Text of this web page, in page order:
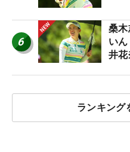
6
桑
い
井
ランキング